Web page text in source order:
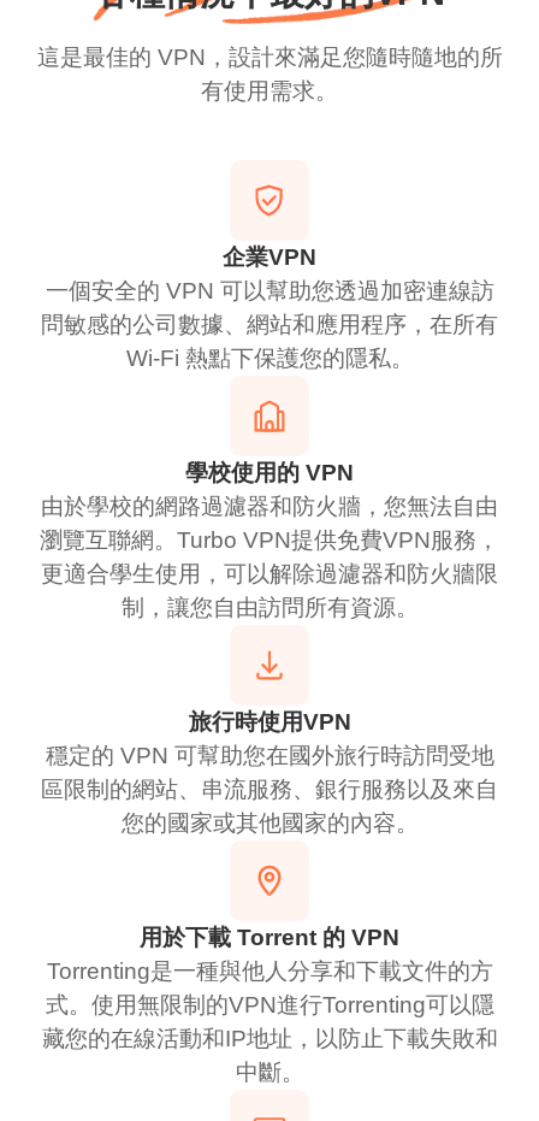
這是最佳的 VPN，設計來滿足您隨時隨地的所
有使用需求。
企業VPN
一個安全的 VPN 可以幫助您透過加密連線訪
問敏感的公司數據、網站和應用程序，在所有
Wi-Fi 熱點下保護您的隱私。
學校使用的 VPN
由於學校的網路過濾器和防火牆，您無法自由
瀏覽互聯網。Turbo VPN提供免費VPN服務，
更適合學生使用，可以解除過濾器和防火牆限
制，讓您自由訪問所有資源。
旅行時使用VPN
穩定的 VPN 可幫助您在國外旅行時訪問受地
區限制的網站、串流服務、銀行服務以及來自
您的國家或其他國家的內容。
用於下載 Torrent 的 VPN
Torrenting是一種與他人分享和下載文件的方
式。使用無限制的VPN進行Torrenting可以隱
藏您的在線活動和IP地址，以防止下載失敗和
中斷。